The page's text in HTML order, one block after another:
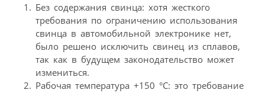
Без содержания свинца: хотя жесткого
требования по ограничению использования
свинца в автомобильной электронике нет,
было решено исключить свинец из сплавов,
так как в будущем законодательство может
измениться.
Рабочая температура +150 °C: это требование